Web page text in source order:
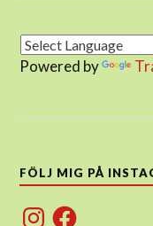
Powered by
FÖLJ MIG PÅ
InstagramFacebook